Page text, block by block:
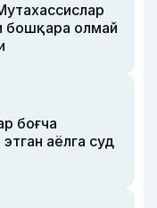
бошқара олмай
боғча
аёлга суд